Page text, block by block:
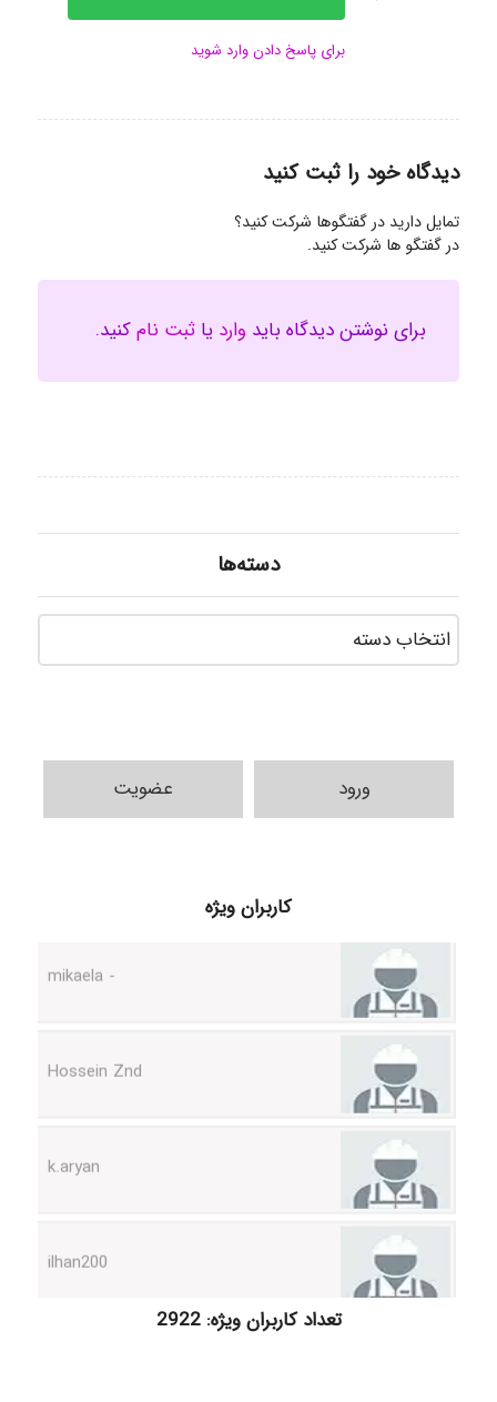
برای پاسخ دادن وارد شوید
دیدگاه خود را ثبت کنید
تمایل دارید در گفتگوها شرکت کنید؟
در گفتگو ها شرکت کنید.
برای نوشتن دیدگاه باید وارد یا ثبت نامکنید.
دسته‌ها
ورود عضویت
کاربران ویژه
H.ghaedi
تعداد کاربران ویژه: 2922